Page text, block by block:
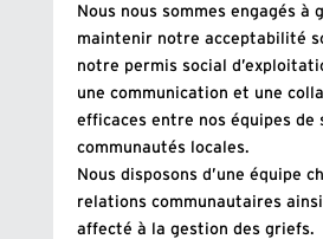
Nous nous sommes engagés à
maintenir notre acceptabilité
notre permis social
une communication et une
efficaces entre nos équipes de
communautés locales.
Nous disposons d’une équipe
relations communautaires ainsi
affecté à la gestion des griefs.